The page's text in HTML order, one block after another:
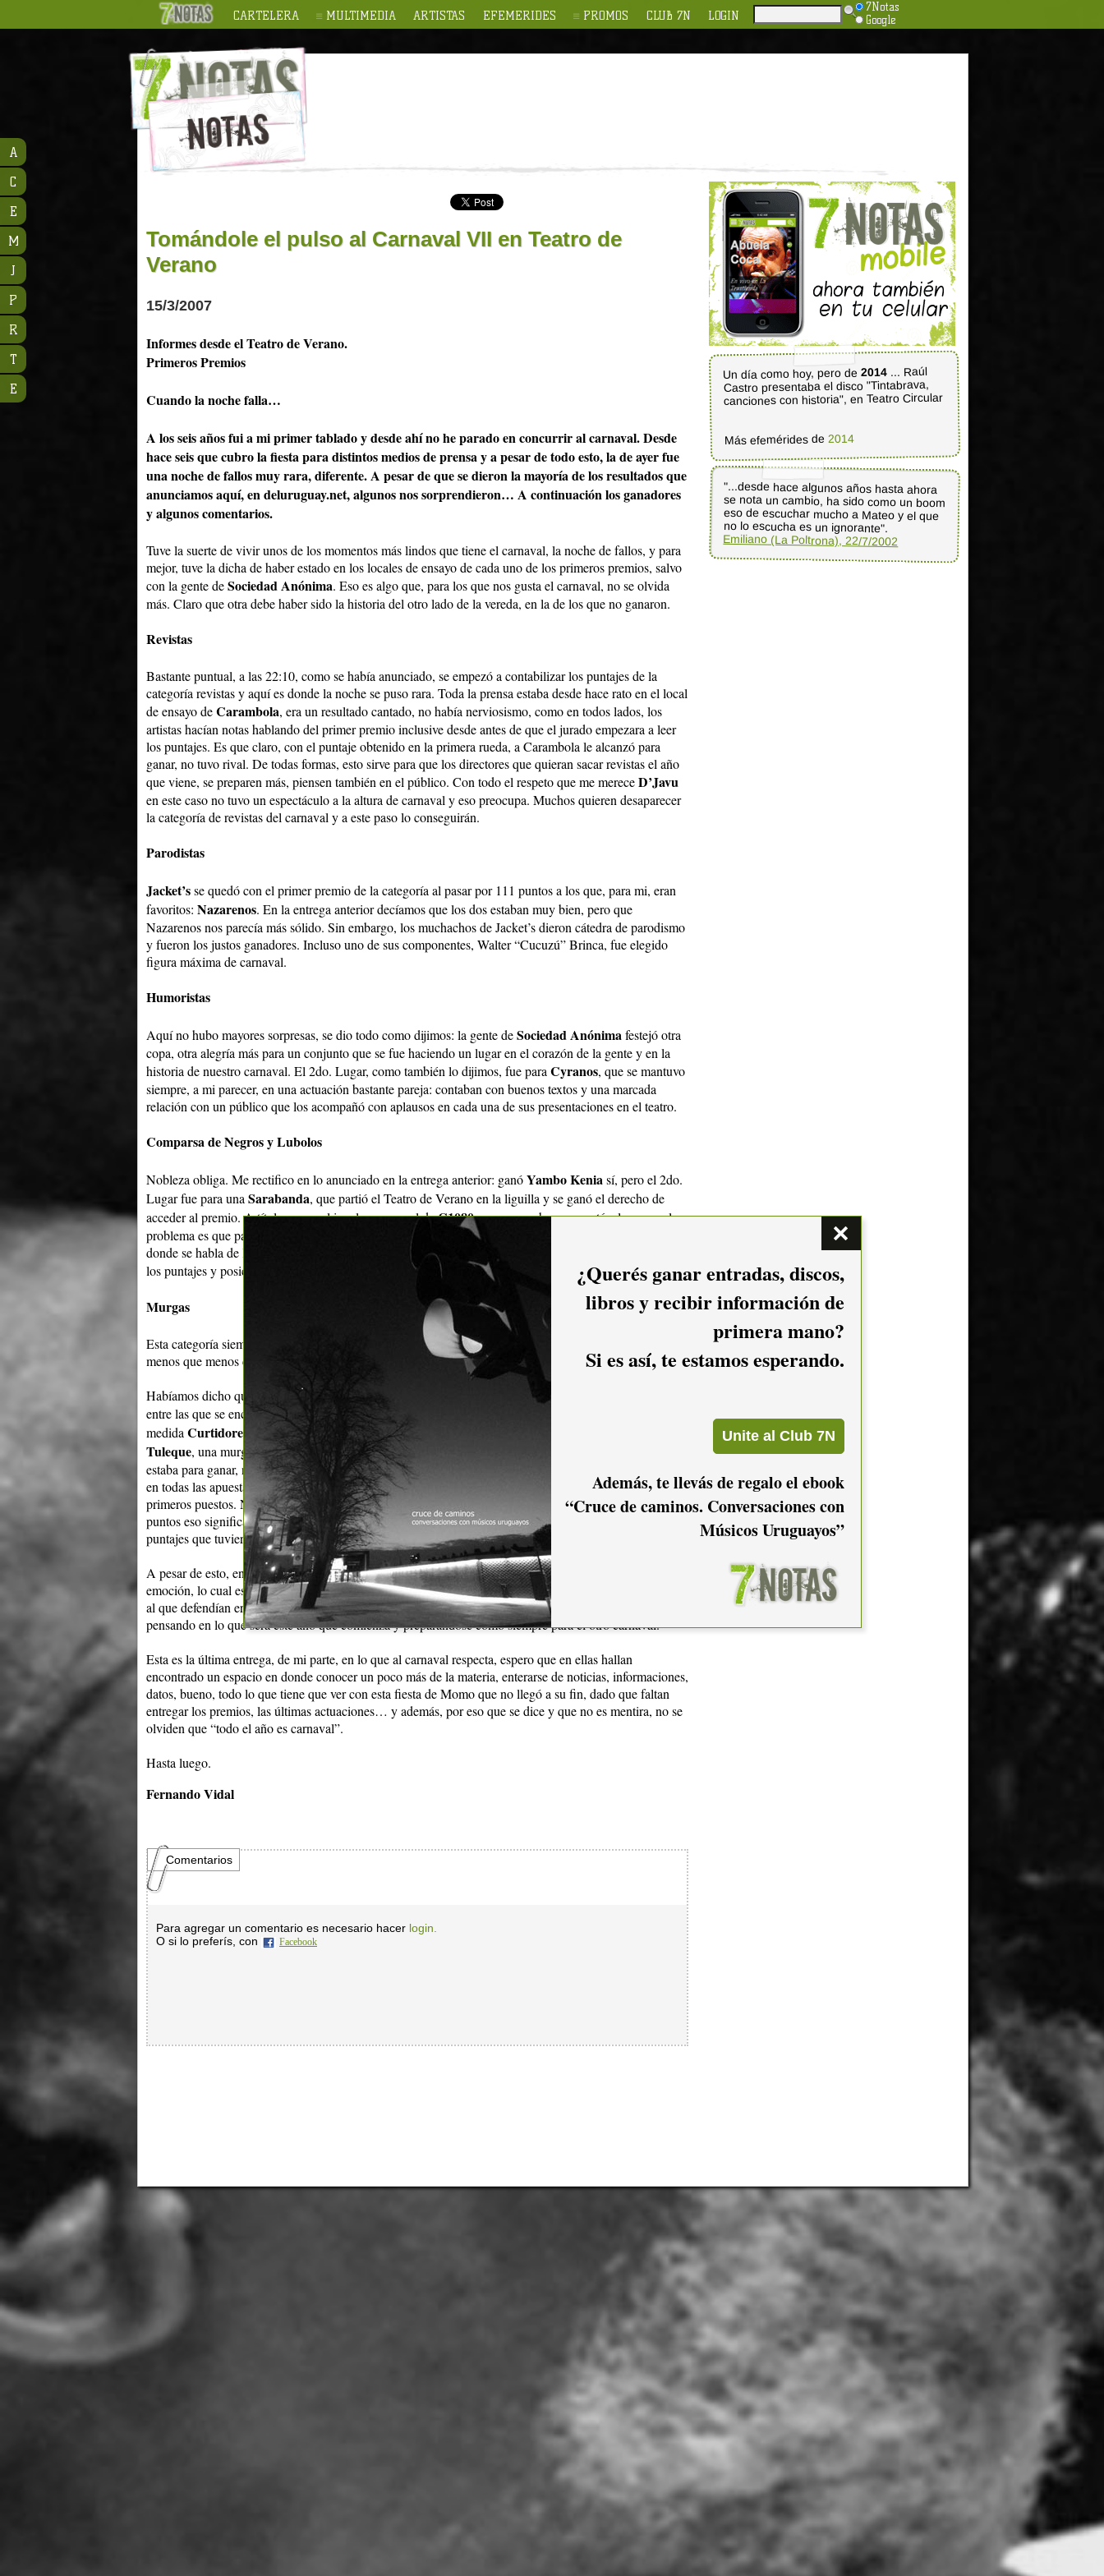
CARTELERA MULTIMEDIA ARTISTAS EFEMERIDES PROMOS CLUB 7N LOGIN
7Notas
Google
Tomándole el pulso al Carnaval VII en Teatro de
Verano
15/3/2007
Informes desde el Teatro de Verano.
Primeros Premios
Cuando la noche falla…
A los seis años fui a mi primer tablado y desde ahí no he parado en concurrir al carnaval. Desde
hace seis que cubro la fiesta para distintos medios de prensa y a pesar de todo esto, la de ayer fue
una noche de fallos muy rara, diferente. A pesar de que se dieron la mayoría de los resultados que
anunciamos aquí, en deluruguay.net, algunos nos sorprendieron… A continuación los ganadores
y algunos comentarios.
Tuve la suerte de vivir unos de los momentos más lindos que tiene el carnaval, la noche de fallos, y para
mejor, tuve la dicha de haber estado en los locales de ensayo de cada uno de los primeros premios, salvo
con la gente deSociedad Anónima. Eso es algo que, para los que nos gusta el carnaval, no se olvida
más. Claro que otra debe haber sido la historia del otro lado de la vereda, en la de los que no ganaron.
Revistas
Bastante puntual, a las 22:10, como se había anunciado, se empezó a contabilizar los puntajes de la
categoría revistas y aquí es donde la noche se puso rara. Toda la prensa estaba desde hace rato en el local
de ensayo deCarambola, era un resultado cantado, no había nerviosismo, como en todos lados, los
artistas hacían notas hablando del primer premio inclusive desde antes de que el jurado empezara a leer
los puntajes. Es que claro, con el puntaje obtenido en la primera rueda, a Carambola le alcanzó para
ganar, no tuvo rival. De todas formas, esto sirve para que los directores que quieran sacar revistas el año
que viene, se preparen más, piensen también en el público. Con todo el respeto que me mereceD’Javu
en este caso no tuvo un espectáculo a la altura de carnaval y eso preocupa. Muchos quieren desaparecer
la categoría de revistas del carnaval y a este paso lo conseguirán.
Parodistas
Jacket’sse quedó con el primer premio de la categoría al pasar por 111 puntos a los que, para mi, eran
favoritos: Nazarenos. En la entrega anterior decíamos que los dos estaban muy bien, pero que
Nazarenos nos parecía más sólido. Sin embargo, los muchachos de Jacket’s dieron cátedra de parodismo
y fueron los justos ganadores. Incluso uno de sus componentes, Walter “Cucuzú” Brinca, fue elegido
figura máxima de carnaval.
Humoristas
Aquí no hubo mayores sorpresas, se dio todo como dijimos: la gente deSociedad Anónimafestejó otra
copa, otra alegría más para un conjunto que se fue haciendo un lugar en el corazón de la gente y en la
historia de nuestro carnaval. El 2do. Lugar, como también lo dijimos, fue paraCyranos, que se mantuvo
siempre, a mi parecer, en una actuación bastante pareja: contaban con buenos textos y una marcada
relación con un público que los acompañó con aplausos en cada una de sus presentaciones en el teatro.
Comparsa de Negros y Lubolos
Nobleza obliga. Me rectifico en lo anunciado en la entrega anterior: ganóYambo Keniasí, pero el 2do.
Lugar fue para unaSarabanda, que partió el Teatro de Verano en la liguilla y se ganó el derecho de
acceder al premio. A título personal igual creo que el deC1080era un muy buen espectáculo y que el
problema es que parece que las comparsas de negros y lubolos sólo pueden presentar espectáculos en
donde se habla de los negros y la esclavitud; cuando se quiere innovar no está bien visto y se refleja en
los puntajes y posiciones finales. El conjunto de
“Piel Kanela”quedó efectivamente en la 4ª. posición.
Murgas
Esta categoría siempre da que hablar, si no nos quedamos conformes con los resultados de La Liguilla,
menos que menos con las posiciones finales.
Habíamos dicho que para nosotros los ganadores en esta categoría eran tres, a lo sumo cuatro murgas,
entre las que se encontraban: Asaltantes con Patentes, Agarrate Catalina, Falta y Resto
medidaCurtidores de hongos. Si bien ganó Asaltantes con Patentes, el 2do. Lugar fue para
Tuleque, una murga que sin despreciar, tiene buen coro, buenos trajes, grandes componentes… no
estaba para ganar, no estaba en los planes de nadie, ni siquiera los de ellos mismos, es más, apuesto que
en todas las apuestas y pencas que se hicieron para este carnaval nunca estuvo El Gran Tuleque en los
primeros puestos. No es algo inexplicable, cubren muy bien todos los rubros y en un concurso con
puntos eso significa mucho, pero Catalina y Falta y Resto también cubrían los rubros y sin embargo los
puntajes que tuvieron fueron bajísimos.
A pesar de esto, en el local de ensayo de Asaltantes con Patentes, se vivió la fiesta con mucha alegría y
emoción, lo cual es lógico, pero lo digo, más precisamente, por lo que ellos mismos decían: que el título
al que defendían era una “mochila” enorme, con mucha historia. Algunos de sus integrantes ya estaban
pensando en lo que será este año que comienza y preparándose como siempre para el otro carnaval.
Esta es la última entrega, de mi parte, en lo que al carnaval respecta, espero que en ellas hallan
encontrado un espacio en donde conocer un poco más de la materia, enterarse de noticias, informaciones,
datos, bueno, todo lo que tiene que ver con esta fiesta de Momo que no llegó a su fin, dado que faltan
entregar los premios, las últimas actuaciones… y además, por eso que se dice y que no es mentira, no se
olviden que “todo el año es carnaval”.
Hasta luego.
Fernando Vidal
Comentarios
Para agregar un comentario es necesario hacer login.
O si lo preferís, con
Facebook
Un día como hoy, pero de2014 ... Raúl
Castro presentaba el disco "Tintabrava,
canciones con historia", en Teatro Circular
Más efemérides de 2014
"...desde hace algunos años hasta ahora
se nota un cambio, ha sido como un boom
eso de escuchar mucho a Mateo y el que
no lo escucha es un ignorante".
Emiliano (La Poltrona), 22/7/2002
A
C
E
M
J
P
R
T
E
¿Querés ganar entradas, discos,
libros y recibir información de
primera mano?
Si es así, te estamos esperando.
Además, te llevás de regalo el ebook
“Cruce de caminos. Conversaciones con
Músicos Uruguayos”